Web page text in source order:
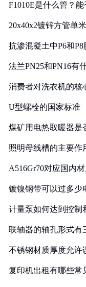
F1010E是什么管？
20x40x2镀锌方管单
抗渗混凝土中P6和
法兰PN25和PN16有
消费者对洗衣机的核
U型螺栓的国家标准
煤矿用电热取暖器是
照明母线槽的主要作
A516Gr70对应国内
镀镍钢带可以过多少
计量泵如何达到控制
联轴器的轴孔形式有
不锈钢材质厚度允许
复印机出租有哪些常